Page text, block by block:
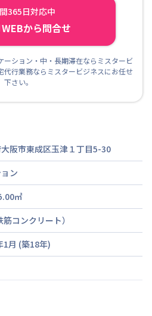
365日対応中
WEBから問合せ
ーション・中・長期滞在ならミスタービ
行業務ならミスタービジネスにお任せ
下さい。
阪市東成区玉津１丁目5-30
ン
㎡
筋コンクリート）
1月 (築18年)